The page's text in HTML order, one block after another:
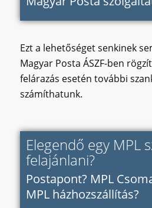
Ezt a lehetőséget senkinek
Magyar Posta ÁSZF-ben
felárazás esetén további
számíthatunk.
Elegendő egy MPL
felajánlani?
Postapont? MPL
MPL házhozszállítás?